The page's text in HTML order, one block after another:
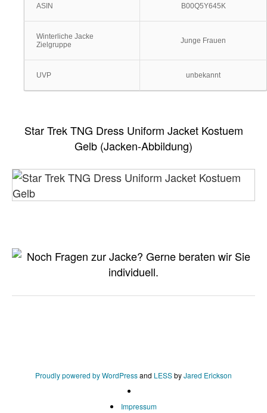
ASIN B00Q5Y645K
Winterliche Jacke
Zielgruppe
Junge Frauen
UVP unbekannt
Star Trek TNG Dress Uniform Jacket Kostuem
Gelb (Jacken-Abbildung)
Proudly powered by WordPressand LESSbyJared Erickson
Impressum